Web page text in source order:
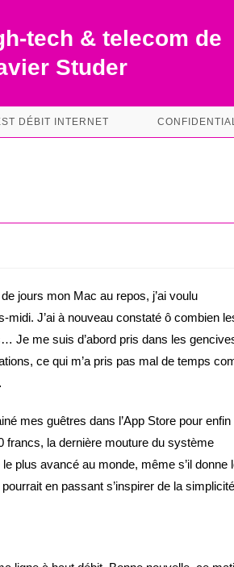
tech & telecom de
Studer
DÉBIT INTERNET
jours mon Mac au repos, j’ai voulu
midi. J’ai à nouveau constaté ô combien
Je me suis d’abord pris dans les
ce qui m’a pris pas mal de temps
mes guêtres dans l’App Store pour enfin
francs, la dernière mouture du système
plus avancé au monde, même s’il donne
en passant s’inspirer de la